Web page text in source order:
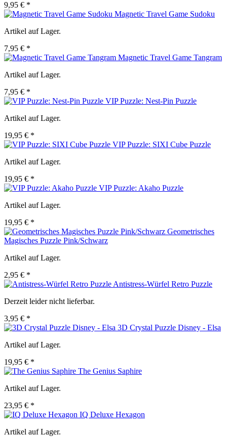
9,95 € *
Magnetic Travel Game Sudoku
Artikel auf Lager.
7,95 € *
Magnetic Travel Game Tangram
Artikel auf Lager.
7,95 € *
VIP Puzzle: Nest-Pin Puzzle
Artikel auf Lager.
19,95 € *
VIP Puzzle: SIXI Cube Puzzle
Artikel auf Lager.
19,95 € *
VIP Puzzle: Akaho Puzzle
Artikel auf Lager.
19,95 € *
Geometrisches
Magisches Puzzle Pink/Schwarz
Artikel auf Lager.
2,95 € *
Antistress-Würfel Retro Puzzle
Derzeit leider nicht lieferbar.
3,95 € *
3D Crystal Puzzle Disney - Elsa
Artikel auf Lager.
19,95 € *
The Genius Saphire
Artikel auf Lager.
23,95 € *
IQ Deluxe Hexagon
Artikel auf Lager.